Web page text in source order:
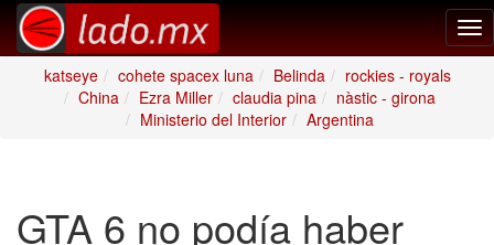
katseye
cohete spacex luna Belinda
rockies - royals
China
Ezra Miller claudia pina
nàstic - girona
Ministerio del Interior
Argentina
GTA 6 no podía haber